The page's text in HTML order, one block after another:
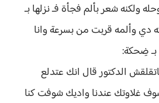
ولكنه شعر بألم فجأة فـ نزلها بـ
دي وألمه قربت من بسرعة وانا
ضِحكة:
الدكتور قال انك عتدلع
غلاوتك عندنا واديك شوفت كنا